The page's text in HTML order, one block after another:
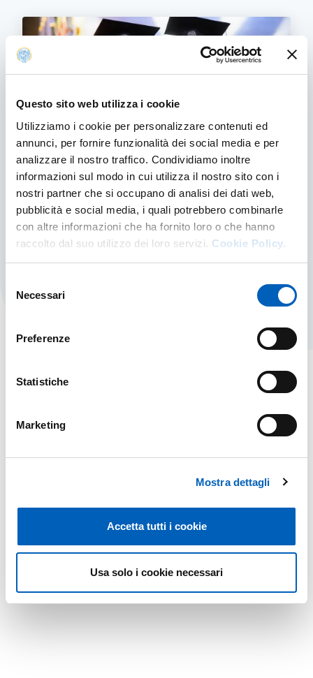
Questo sito web utilizza i cookie
Utilizziamo i cookie per personalizzare contenuti ed
annunci, per fornire funzionalità dei social media e per
analizzare il nostro traffico. Condividiamo inoltre
informazioni sul modo in cui utilizza il nostro sito con i
nostri partner che si occupano di analisi dei dati web,
pubblicità e social media, i quali potrebbero combinarle
con altre informazioni che ha fornito loro o che hanno
raccolto dal suo utilizzo dei loro servizi. Cookie Policy.
delNecessari
Preferenze
Statistiche
Marketing
Mostra dettagli
Accetta tutti i cookie
Usa solo i cookie necessari
Post laurea
Tutte le opportunità offerte dall'Ateneo per le
laureate e i laureati
SCOPRI DI PIÙ